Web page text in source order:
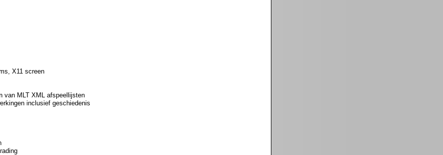
X11 screen
van MLT XML afspeellijsten
inclusief geschiedenis